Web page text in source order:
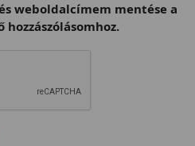
weboldalcímem mentése a
hozzászólásomhoz.